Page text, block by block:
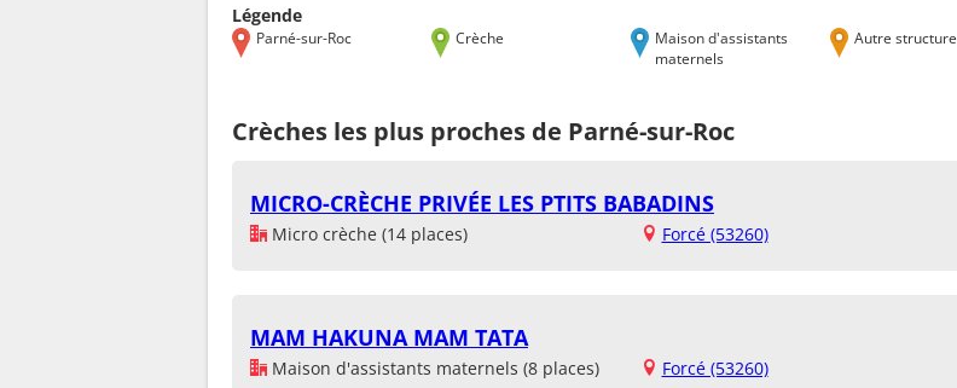
Légende
Parné-sur-Roc Crèche
Maison d'assistants
maternels
Autre structure
Crèches les plus proches de Parné-sur-Roc
MICRO-CRÈCHE PRIVÉE LES PTITS BABADINS
Micro crèche (14 places) Forcé (53260)
MAM HAKUNA MAM TATA
Maison d'assistants maternels (8 places) Forcé (53260)